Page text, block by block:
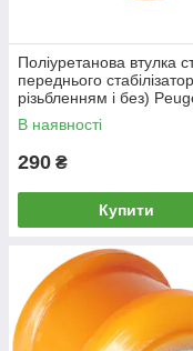
Поліуретанова втулка
переднього
різьбленням і без)
604 1975-1985, PP-1399
В наявності
290 ₴
Купити